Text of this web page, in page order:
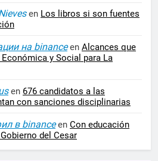
en Los libros si son fuentes
на binanceen Alcances que
y Social para La
en 676 candidatos a las
con sanciones disciplinarias
в binanceen Con educación
del Cesar